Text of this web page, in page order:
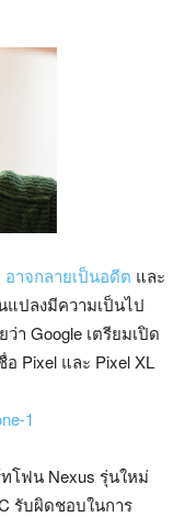
อาจกลายเป็นอดีต และ
แปลงมีความเป็นไป
า Google เตรียมเปิด
Pixel และ Pixel XL
ทโฟน Nexus รุ่นใหม่
รับผิดชอบในการ